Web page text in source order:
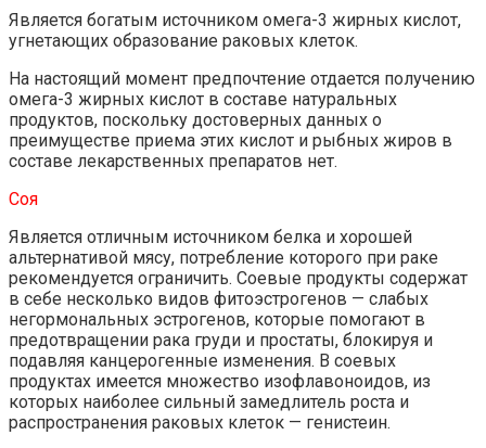
Является богатым источником омега-3 жирных кислот,
угнетающих образование раковых клеток.
На настоящий момент предпочтение отдается получению
омега-3 жирных кислот в составе натуральных
продуктов, поскольку достоверных данных о
преимуществе приема этих кислот и рыбных жиров в
составе лекарственных препаратов нет.
Соя
Является отличным источником белка и хорошей
альтернативой мясу, потребление которого при раке
рекомендуется ограничить. Соевые продукты содержат
в себе несколько видов фитоэстрогенов — слабых
негормональных эстрогенов, которые помогают в
предотвращении рака груди и простаты, блокируя и
подавляя канцерогенные изменения. В соевых
продуктах имеется множество изофлавоноидов, из
которых наиболее сильный замедлитель роста и
распространения раковых клеток — генистеин.